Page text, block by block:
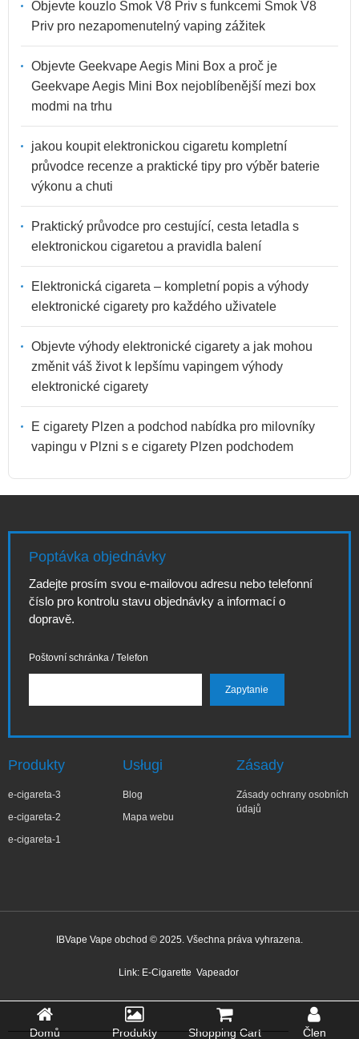
Objevte kouzlo Smok V8 Priv s funkcemi Smok V8
Priv pro nezapomenutelný vaping zážitek
Objevte Geekvape Aegis Mini Box a proč je
Geekvape Aegis Mini Box nejoblíbenější mezi box
modmi na trhu
jakou koupit elektronickou cigaretu kompletní
průvodce recenze a praktické tipy pro výběr baterie
výkonu a chuti
Praktický průvodce pro cestující, cesta letadla s
elektronickou cigaretou a pravidla balení
Elektronická cigareta – kompletní popis a výhody
elektronické cigarety pro každého uživatele
Objevte výhody elektronické cigarety a jak mohou
změnit váš život k lepšímu vapingem výhody
elektronické cigarety
E cigarety Plzen a podchod nabídka pro milovníky
vapingu v Plzni s e cigarety Plzen podchodem
Poptávka objednávky
Zadejte prosím svou e-mailovou adresu nebo telefonní
číslo pro kontrolu stavu objednávky a informací o
dopravě.
Poštovní schránka / Telefon
Produkty
e-cigareta-3
e-cigareta-2
e-cigareta-1
Usługi
Blog
Mapa webu
Zásady
Zásady ochrany osobních
údajů
IBVape Vape obchod © 2025. Všechna práva vyhrazena.
Link: E-Cigarette Vapeador
Domů Produkty Shopping Cart Člen
✕
Agni***ka
Před 1 hodinou